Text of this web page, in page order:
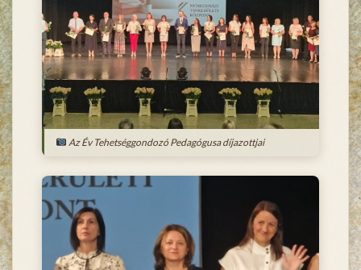
Az Év Tehetséggondozó Pedagógusa díjazottjai